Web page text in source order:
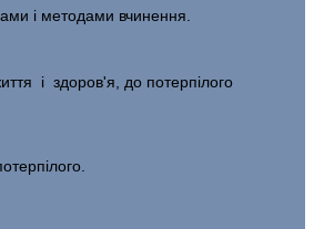
і методами вчинення.
і здоров'я, до потерпілого